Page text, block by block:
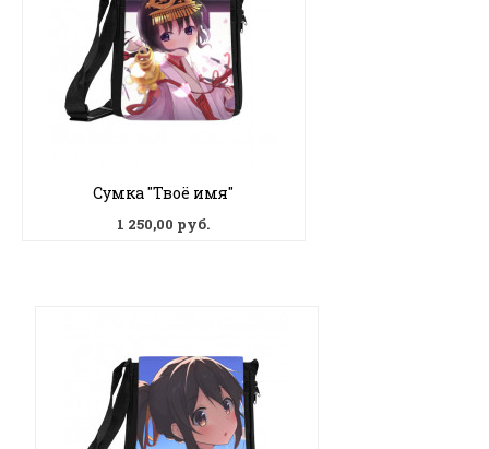
Сумка "Твоё имя"
1 250,00 руб.